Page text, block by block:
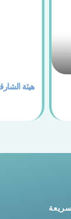
أطفال الحضانات